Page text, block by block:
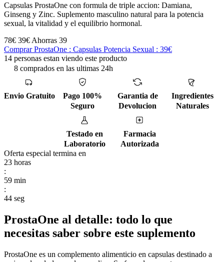
Capsulas ProstaOne con formula de triple accion: Damiana,
Ginseng y Zinc. Suplemento masculino natural para la potencia
sexual, la vitalidad y el equilibrio hormonal.
78€ 39€ Ahorras 39
Comprar ProstaOne : Capsulas Potencia Sexual : 39€
14 personas estan viendo este producto
8 comprados en las ultimas 24h
Envio Gratuito
Pago 100%
Seguro
Garantia de
Devolucion
Ingredientes
Naturales
Testado en
Laboratorio
Farmacia
Autorizada
Oferta especial termina en
23 horas
:
59 min
:
43 seg
ProstaOne al detalle: todo lo que
necesitas saber sobre este suplemento
ProstaOne es un complemento alimenticio en capsulas destinado a